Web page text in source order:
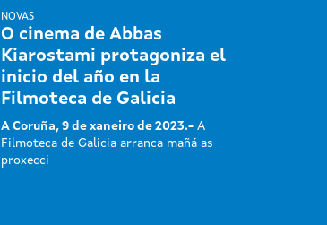
NOVAS
O cinema de Abbas
Kiarostami protagoniza el
inicio del año en la
Filmoteca de Galicia
A Coruña, 9 de xaneiro de 2023.-A
Filmoteca de Galicia arranca mañá as
proxecci